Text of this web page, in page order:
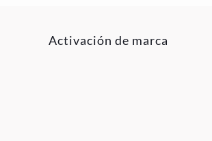
Activación de marca